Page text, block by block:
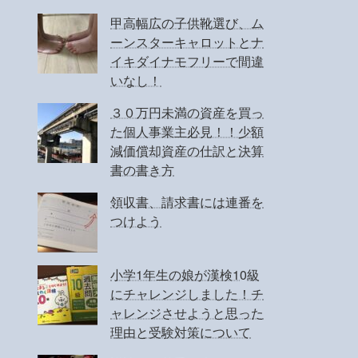
甲高幅広の子供靴選び、ム
ーンスターキャロットとナ
イキダイナモフリーで間違
いなし！
３０万円未満の資産を買っ
た個人事業主必見！！少額
減価償却資産の仕訳と決算
書の書き方
領収書、請求書には連番を
つけよう
小学1年生の娘が漢検10級
にチャレンジしました！チ
ャレンジさせようと思った
理由と受験対策について